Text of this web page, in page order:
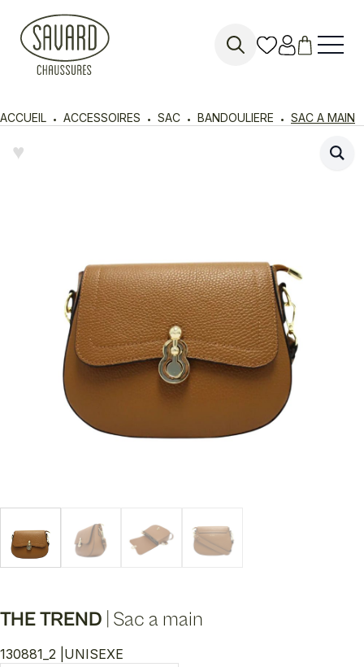
ACCUEIL ACCESSOIRES SAC BANDOULIERE SAC A MAIN
♥︎
THE TREND Sac a main
130881_2 | UNISEXE